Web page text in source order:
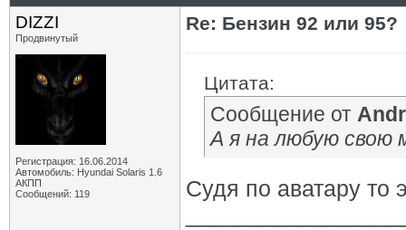
DIZZI
Продвинутый
Регистрация: 16.06.2014
Автомобиль: Hyundai Solaris 1.6
АКПП
Сообщений: 119
Re: Бензин 92 или 95?
Цитата:
Сообщение от
А я на любую свою
Судя по аватару то